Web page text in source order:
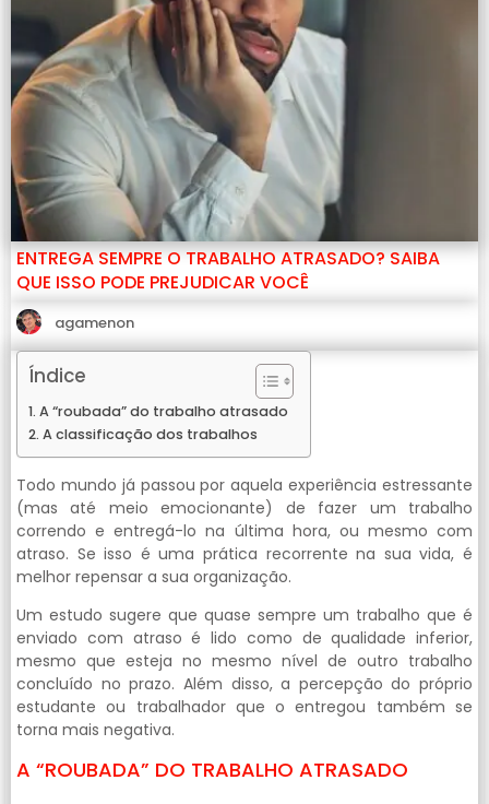
ENTREGA SEMPRE O TRABALHO ATRASADO? SAIBA
QUE ISSO PODE PREJUDICAR VOCÊ
agamenon
Índice
A “roubada” do trabalho atrasado
A classificação dos trabalhos
Todo mundo já passou por aquela experiência estressante
(mas até meio emocionante) de fazer um trabalho
correndo e entregá-lo na última hora, ou mesmo com
atraso. Se isso é uma prática recorrente na sua vida, é
melhor repensar a sua organização.
Um estudo sugere que quase sempre um trabalho que é
enviado com atraso é lido como de qualidade inferior,
mesmo que esteja no mesmo nível de outro trabalho
concluído no prazo. Além disso, a percepção do próprio
estudante ou trabalhador que o entregou também se
torna mais negativa.
A “ROUBADA” DO TRABALHO ATRASADO